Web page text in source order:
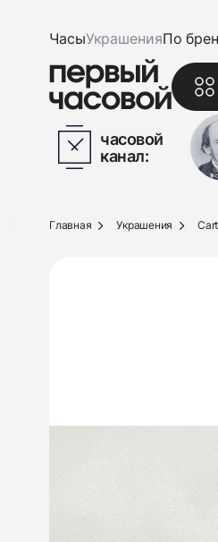
ЧасыУкрашенияПо
часовой
канал:
Главная Украшения